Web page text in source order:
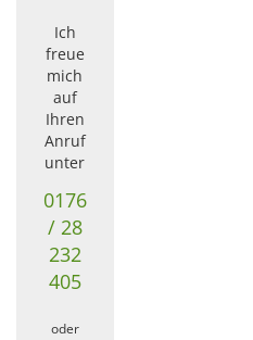
Ich
freue
mich
auf
Ihren
Anruf
unter
0176
/ 28
232
405
oder